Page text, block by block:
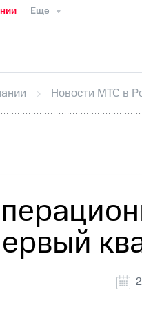
Еще
Интервью
секретарь
кабинет акционера
Новости МТС в